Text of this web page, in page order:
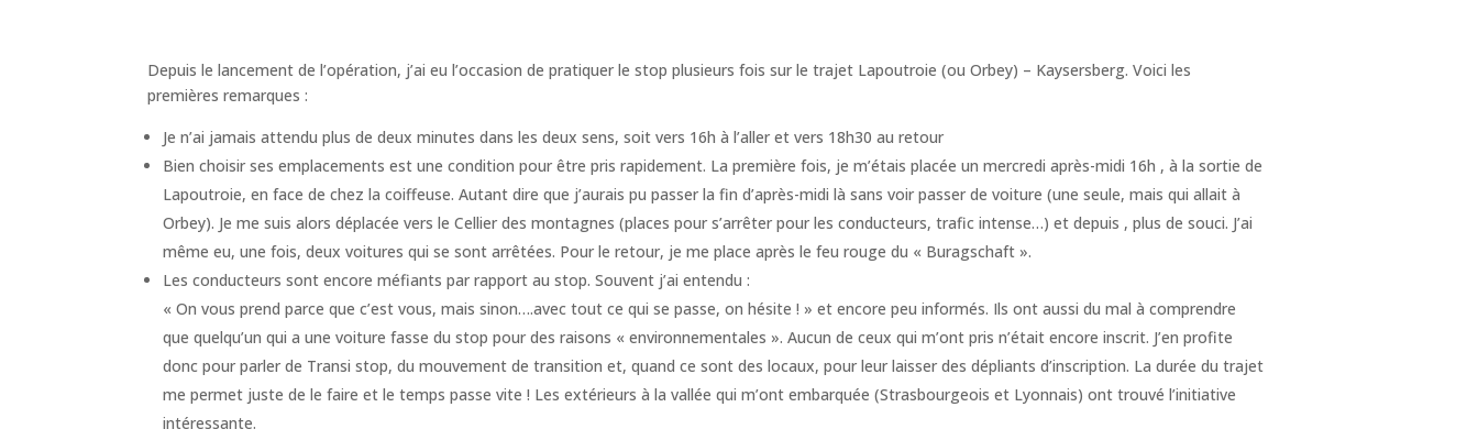
Depuis le lancement de l’opération, j’ai eu l’occasion de pratiquer le stop plusieurs fois sur le trajet Lapoutroie (ou Orbey) – Kaysersberg. Voici les
premières remarques :
Je n’ai jamais attendu plus de deux minutes dans les deux sens, soit vers 16h à l’aller et vers 18h30 au retour
Bien choisir ses emplacements est une condition pour être pris rapidement. La première fois, je m’étais placée un mercredi après-midi 16h , à la sortie de
Lapoutroie, en face de chez la coiffeuse. Autant dire que j’aurais pu passer la fin d’après-midi là sans voir passer de voiture (une seule, mais qui allait à
Orbey). Je me suis alors déplacée vers le Cellier des montagnes (places pour s’arrêter pour les conducteurs, trafic intense…) et depuis , plus de souci. J’ai
même eu, une fois, deux voitures qui se sont arrêtées. Pour le retour, je me place après le feu rouge du « Buragschaft ».
Les conducteurs sont encore méfiants par rapport au stop. Souvent j’ai entendu :
« On vous prend parce que c’est vous, mais sinon….avec tout ce qui se passe, on hésite ! » et encore peu informés. Ils ont aussi du mal à comprendre
que quelqu’un qui a une voiture fasse du stop pour des raisons « environnementales ». Aucun de ceux qui m’ont pris n’était encore inscrit. J’en profite
donc pour parler de Transi stop, du mouvement de transition et, quand ce sont des locaux, pour leur laisser des dépliants d’inscription. La durée du trajet
me permet juste de le faire et le temps passe vite ! Les extérieurs à la vallée qui m’ont embarquée (Strasbourgeois et Lyonnais) ont trouvé l’initiative
intéressante.